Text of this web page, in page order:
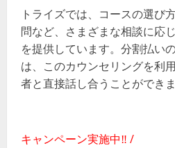
トライズでは、コースの選び
問など、さまざまな相談に応
を提供しています。分割払い
は、このカウンセリングを利
者と直接話し合うことができま
キャンペーン実施中‼ /